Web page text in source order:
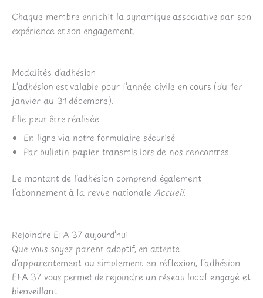
Chaque membre enrichit la dynamique associative par son
expérience et son engagement.
Modalités d’adhésion
L’adhésion est valable pour l’année civile en cours (du 1er
janvier au 31 décembre).
Elle peut être réalisée :
En ligne via notre formulaire sécurisé
Par bulletin papier transmis lors de nos rencontres
Le montant de l’adhésion comprend également
l’abonnement à la revue nationaleAccueil.
Rejoindre EFA 37 aujourd’hui
Que vous soyez parent adoptif, en attente
d’apparentement ou simplement en réflexion, l’adhésion
EFA 37 vous permet de rejoindre un réseau local engagé et
bienveillant.